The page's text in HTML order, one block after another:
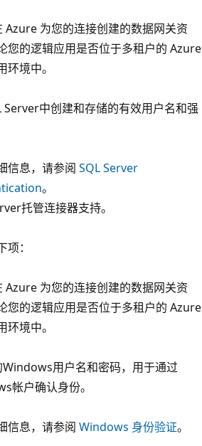
Azure 为您的连接创建的数据网关资
您的逻辑应用是否位于多租户的 Azure
环境中。
Server中创建和存储的有效用户名和强
信息，请参阅 SQL Server
。
托管连接器支持。
：
Azure 为您的连接创建的数据网关资
您的逻辑应用是否位于多租户的 Azure
环境中。
Windows用户名和密码，用于通过
帐户确认身份。
信息，请参阅 Windows 身份验证。